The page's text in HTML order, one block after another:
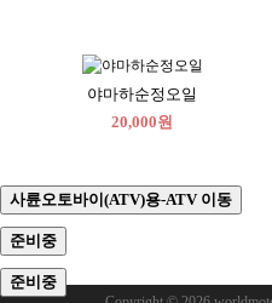
야마하순정오일
20,000원
사륜오토바이(ATV)용-ATV 이동
준비중
준비중